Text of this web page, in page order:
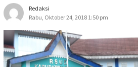
Redaksi
Rabu, Oktober 24, 2018 1:50 pm